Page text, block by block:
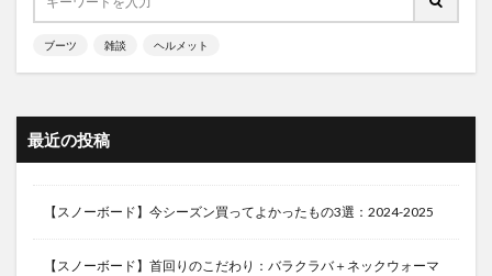
ブーツ 雑談 ヘルメット
最近の投稿
【スノーボード】今シーズン買ってよかったもの3選：2024-2025
【スノーボード】首回りのこだわり：バラクラバ＋ネックウォーマ